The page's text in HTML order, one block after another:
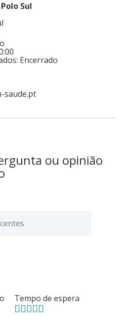
Sul
Encerrado
saude.pt
ou opinião
Tempo de espera